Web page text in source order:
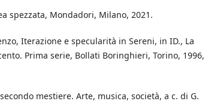
spezzata, Mondadori, Milano, 2021.
Iterazione e specularità in Sereni, in ID., La
Prima serie, Bollati Boringhieri, Torino, 1996,
mestiere. Arte, musica, società, a c. di G.